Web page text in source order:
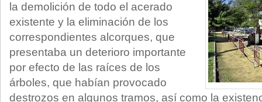
la demolición de todo el acerado
existente y la eliminación de los
correspondientes alcorques, que
presentaba un deterioro importante
por efecto de las raíces de los
árboles, que habían provocado
destrozos en algunos tramos, así como la